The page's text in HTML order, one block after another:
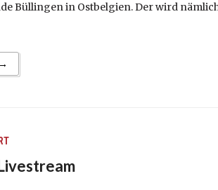
Büllingen in Ostbelgien. Der wird